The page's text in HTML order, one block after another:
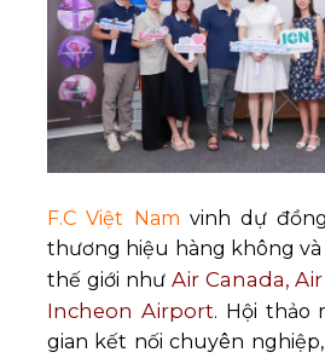
F.C Việt Nam vinh dự
thương hiệu hàng không
thế giới như Air Canada,
Incheon Airport. Hội thảo
gian kết nối chuyên nghiệp,